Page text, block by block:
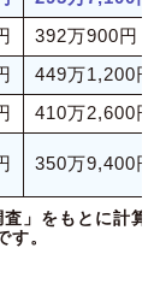
392万900円
449万1,200円
410万2,600円
350万9,400円
」をもとに計算。
。